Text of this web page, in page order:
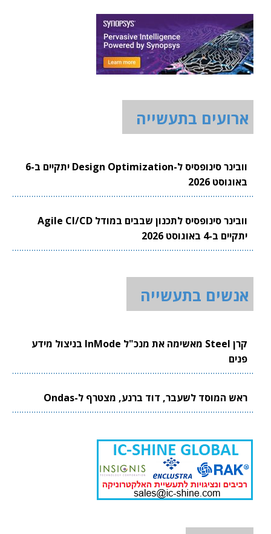
ארועים בתעשייה
וובינר סינופסיס ל-Design Optimization יתקיים ב-6
באוגוסט 2026
וובינר סינופסיס לתכנון שבבים במודל Agile CI/CD
יתקיים ב-4 באוגוסט 2026
אנשים בתעשייה
קרן Steel מאשימה את מנכ"ל InMode בניצול מידע
פנים
ראש המוסד לשעבר, דוד ברנע, מצטרף ל-Ondas